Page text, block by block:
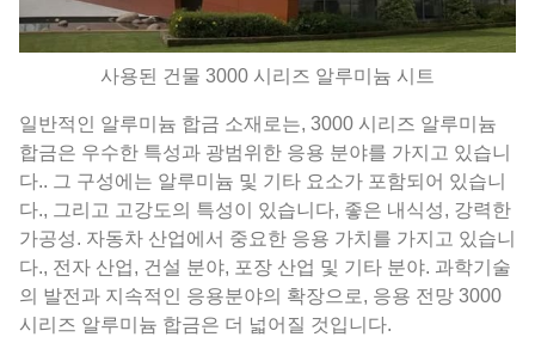
사용된 건물 3000 시리즈 알루미늄 시트
일반적인 알루미늄 합금 소재로는, 3000 시리즈 알루미늄
합금은 우수한 특성과 광범위한 응용 분야를 가지고 있습니
다.. 그 구성에는 알루미늄 및 기타 요소가 포함되어 있습니
다., 그리고 고강도의 특성이 있습니다, 좋은 내식성, 강력한
가공성. 자동차 산업에서 중요한 응용 가치를 가지고 있습니
다., 전자 산업, 건설 분야, 포장 산업 및 기타 분야. 과학기술
의 발전과 지속적인 응용분야의 확장으로, 응용 전망 3000
시리즈 알루미늄 합금은 더 넓어질 것입니다.